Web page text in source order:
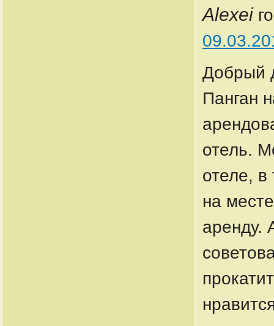
Alexei
Добрый
Панган
отель.
отеле,
на
аренду.